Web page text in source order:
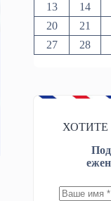
13
14
20
21
27
28
ХОТИТЕ